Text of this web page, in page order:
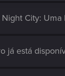
City: Uma
já está